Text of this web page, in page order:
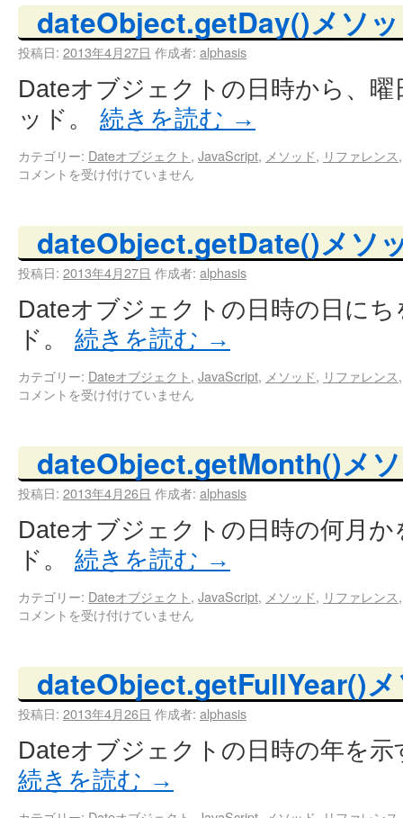
dateObject.getDay()メソ
投稿日: 2013年4月27日 作成者: alphasis
Dateオブジェクトの日時から、
ッド。 続きを読む →
カテゴリー: Dateオブジェクト, JavaScript, メソッド, リファレンス
コメントを受け付けていません
dateObject.getDate()メソ
投稿日: 2013年4月27日 作成者: alphasis
Dateオブジェクトの日時の日に
ド。 続きを読む →
カテゴリー: Dateオブジェクト, JavaScript, メソッド, リファレンス
コメントを受け付けていません
dateObject.getMonth()メ
投稿日: 2013年4月26日 作成者: alphasis
Dateオブジェクトの日時の何月
ド。 続きを読む →
カテゴリー: Dateオブジェクト, JavaScript, メソッド, リファレンス
コメントを受け付けていません
dateObject.getFullYear()
投稿日: 2013年4月26日 作成者: alphasis
Dateオブジェクトの日時の年を
続きを読む →